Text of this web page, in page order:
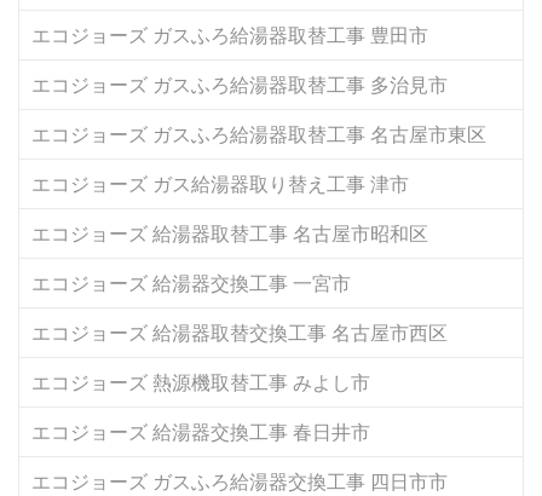
エコジョーズ ガスふろ給湯器取替工事 豊田市
エコジョーズ ガスふろ給湯器取替工事 多治見市
エコジョーズ ガスふろ給湯器取替工事 名古屋市東区
エコジョーズ ガス給湯器取り替え工事 津市
エコジョーズ 給湯器取替工事 名古屋市昭和区
エコジョーズ 給湯器交換工事 一宮市
エコジョーズ 給湯器取替交換工事 名古屋市西区
エコジョーズ 熱源機取替工事 みよし市
エコジョーズ 給湯器交換工事 春日井市
エコジョーズ ガスふろ給湯器交換工事 四日市市